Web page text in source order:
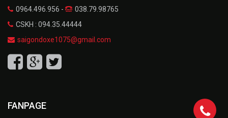
0964.496.956 -
038.79.98765
CSKH : 094.35.44444
saigondoxe1075@gmail.com
FANPAGE